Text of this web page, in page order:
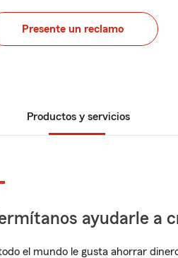
Presente un reclamo
Productos y servicios
ayudarle a
el mundo le gusta ahorrar